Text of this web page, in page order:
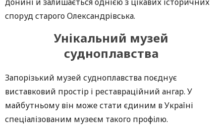
споруд старого Олександрівська.
Унікальний музей
судноплавства
Запорізький музей судноплавства поєднує
виставковий простір і реставраційний ангар. У
майбутньому він може стати єдиним в Україні
спеціалізованим музеєм такого профілю.